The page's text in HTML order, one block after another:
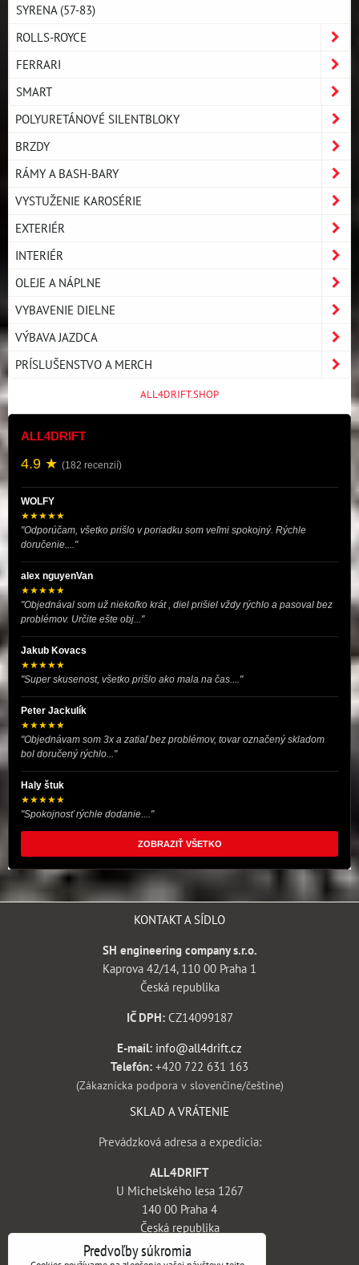
SYRENA (57-83)
ROLLS-ROYCE
FERRARI
SMART
POLYURETÁNOVÉ SILENTBLOKY
BRZDY
RÁMY A BASH-BARY
VYSTUŽENIE KAROSÉRIE
EXTERIÉR
INTERIÉR
OLEJE A NÁPLNE
VYBAVENIE DIELNE
VÝBAVA JAZDCA
PRÍSLUŠENSTVO A MERCH
ALL4DRIFT.SHOP
ALL4DRIFT
4.9 ★ (182 recenzií)
WOLFY
★★★★★
"Odporúčam, všetko prišlo v poriadku som veľmi spokojný. Rýchle
doručenie...."
alex nguyenVan
★★★★★
"Objednával som už niekoľko krát , diel prišiel vždy rýchlo a pasoval bez
problémov. Určite ešte obj..."
Jakub Kovacs
★★★★★
"Super skusenost, všetko prišlo ako mala na čas...."
Peter Jackulík
★★★★★
"Objednávam som 3x a zatiaľ bez problémov, tovar označený skladom
bol doručený rýchlo..."
Haly štuk
★★★★★
"Spokojnosť rýchle dodanie...."
ZOBRAZIŤ VŠETKO
KONTAKT A SÍDLO
SH engineering company s.r.o.
Kaprova 42/14, 110 00 Praha 1
Česká republika
IČ DPH:CZ14099187
E-mail: info@all4drift.cz
Telefón: +420 722 631 163
(Zákaznícka podpora v slovenčine/češtine)
SKLAD A VRÁTENIE
Prevádzková adresa a expedícia:
ALL4DRIFT
U Michelského lesa 1267
140 00 Praha 4
Česká republika
INFORMÁCIE
Predvoľby súkromia